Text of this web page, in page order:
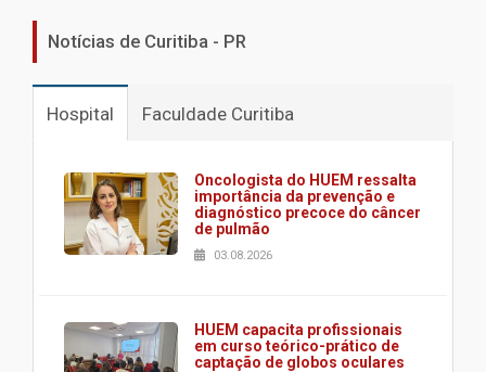
Notícias de Curitiba - PR
Hospital Faculdade Curitiba
Oncologista do HUEM ressalta
importância da prevenção e
diagnóstico precoce do câncer
de pulmão
03.08.2026
HUEM capacita profissionais
em curso teórico-prático de
captação de globos oculares